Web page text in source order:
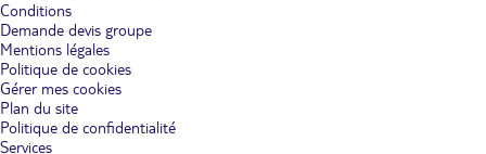
Conditions
Demande devis groupe
Mentions légales
Politique de cookies
Gérer mes cookies
Plan du site
Politique de confidentialité
Services